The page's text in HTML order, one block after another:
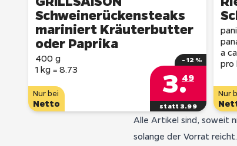
Schweinerückensteaks
mariniert Kräuterbutter
oder Paprika
400 g
1 kg = 8.73
Nur bei
Netto
- 12 %
3.49
statt 3.99
a
pro
Nur
Alle Artikel sind, soweit
solange der Vorrat